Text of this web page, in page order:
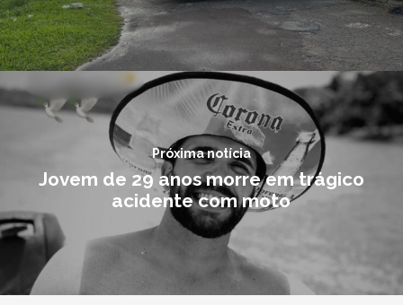
Próxima notícia
Jovem de 29 anos morre em trágico
acidente com moto